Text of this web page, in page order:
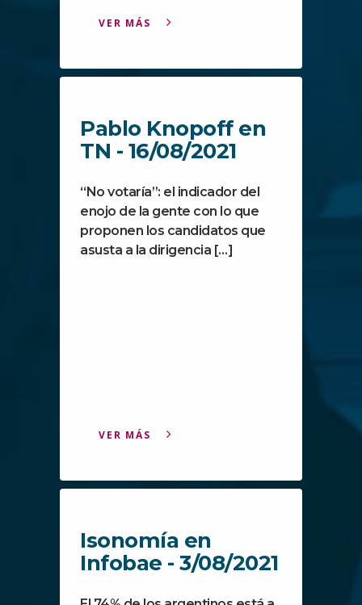
VER MÁS
Pablo Knopoff en
TN - 16/08/2021
“No votaría”: el indicador del
enojo de la gente con lo que
proponen los candidatos que
asusta a la dirigencia […]
VER MÁS
Isonomía en
Infobae - 3/08/2021